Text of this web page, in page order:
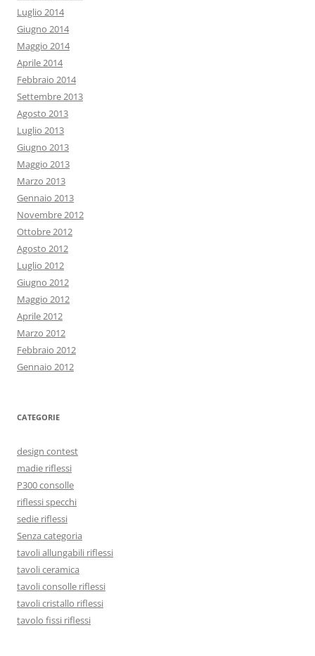
Luglio 2014
Giugno 2014
Maggio 2014
Aprile 2014
Febbraio 2014
Settembre 2013
Agosto 2013
Luglio 2013
Giugno 2013
Maggio 2013
Marzo 2013
Gennaio 2013
Novembre 2012
Ottobre 2012
Agosto 2012
Luglio 2012
Giugno 2012
Maggio 2012
Aprile 2012
Marzo 2012
Febbraio 2012
Gennaio 2012
CATEGORIE
design contest
madie riflessi
P300 consolle
riflessi specchi
sedie riflessi
Senza categoria
tavoli allungabili riflessi
tavoli ceramica
tavoli consolle riflessi
tavoli cristallo riflessi
tavolo fissi riflessi